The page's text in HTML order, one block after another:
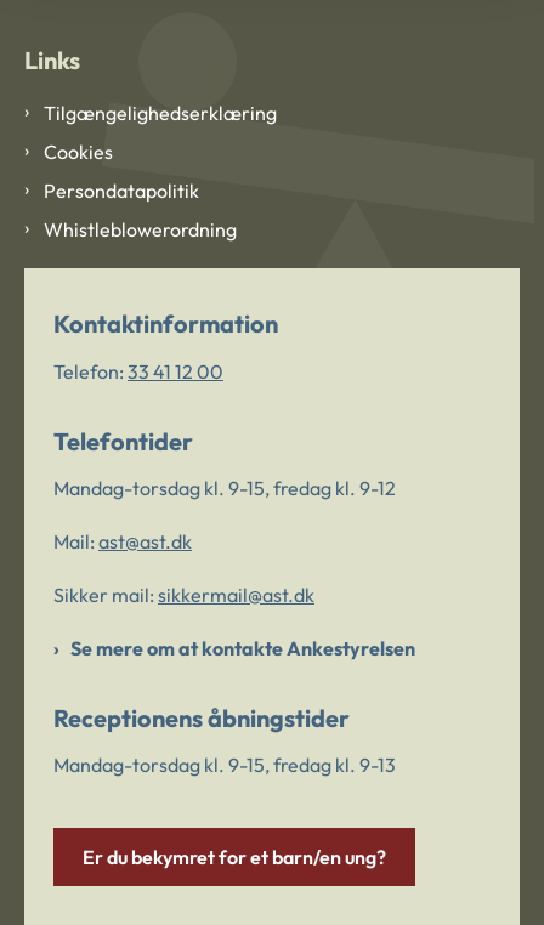
Links
Tilgængelighedserklæring
Cookies
Persondatapolitik
Whistleblowerordning
Kontaktinformation
Telefon: 33 41 12 00
Telefontider
Mandag-torsdag kl. 9-15, fredag kl. 9-12
Mail: ast@ast.dk
Sikker mail: sikkermail@ast.dk
Se mere om at kontakte Ankestyrelsen
Receptionens åbningstider
Mandag-torsdag kl. 9-15, fredag kl. 9-13
Er du bekymret for et barn/en ung?